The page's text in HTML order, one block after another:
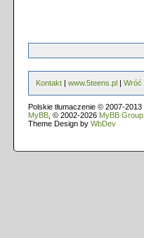
Kontakt | www.5teens.pl | Wróć
Polskie tłumaczenie © 2007-2013
MyBB , © 2002-2026 MyBB Group
Theme Design by WbDev